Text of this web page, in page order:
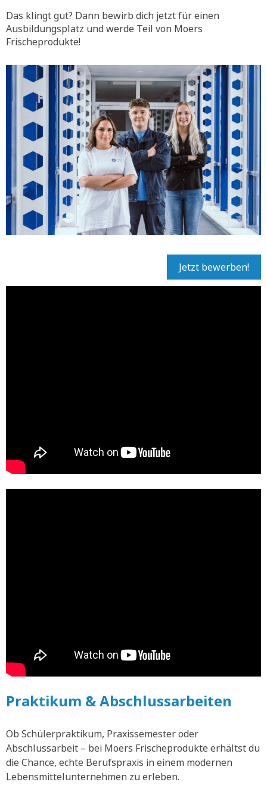
Das klingt gut? Dann bewirb dich jetzt für einen
Ausbildungsplatz und werde Teil von Moers
Frischeprodukte!
Jetzt bewerben!
Praktikum & Abschlussarbeiten
Ob Schülerpraktikum, Praxissemester oder
Abschlussarbeit – bei Moers Frischeprodukte erhältst du
die Chance, echte Berufspraxis in einem modernen
Lebensmittelunternehmen zu erleben.